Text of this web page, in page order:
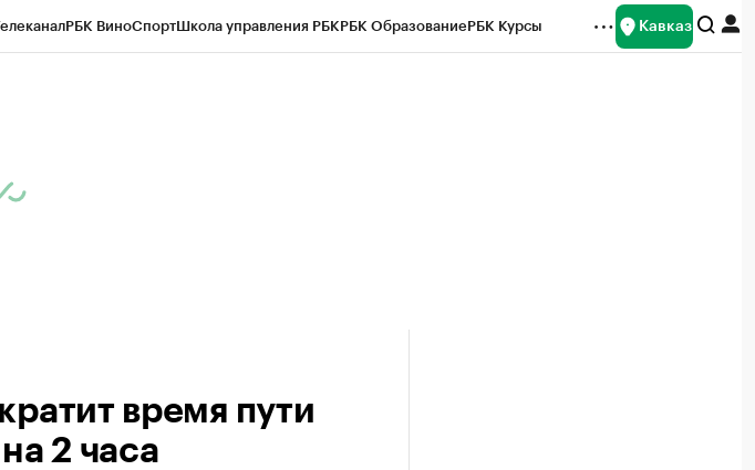
РБК ВиноСпортШкола управления РБКРБК ОбразованиеРБК Курсы Кавказ
время пути
2 часа